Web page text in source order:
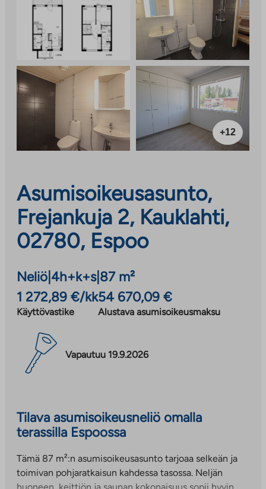
+12
Asumisoikeusasunto,
Frejankuja 2, Kauklahti,
02780, Espoo
Neliö 4h+k+s| 87 m²
1 272,89 €/kk
Käyttövastike
54 670,09 €
Alustava asumisoikeusmaksu
Vapautuu 19.9.2026
Tilava asumisoikeusneliö omalla
terassilla Espoossa
Tämä 87 m²:n asumisoikeusasunto tarjoaa selkeän ja
toimivan pohjaratkaisun kahdessa tasossa. Neljän